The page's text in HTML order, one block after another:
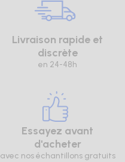
Livraison rapide et
discrète
en 24-48h
Essayez avant
d'acheter
avec nos échantillons gratuits